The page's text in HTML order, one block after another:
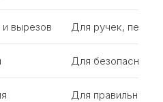
вырезов Для ручек,
Для
Для правильного